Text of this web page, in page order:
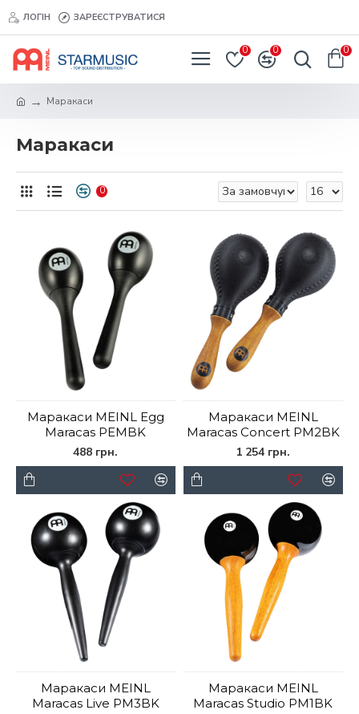
ЛОГІН ЗАРЕЄСТРУВАТИСЯ
0 0 0
Маракаси
Маракаси
0
Маракаси MEINL Egg
Maracas PEMBK
488 грн.
Маракаси MEINL
Maracas Concert PM2BK
1 254 грн.
Маракаси MEINL
Maracas Live PM3BK
Маракаси MEINL
Maracas Studio PM1BK